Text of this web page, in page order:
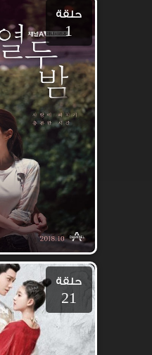
حلقة
1
حلقة
21